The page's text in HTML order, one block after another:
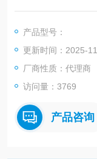
压力计，传感器，防
产品型号：
更新时间：2025-
厂商性质：代理商
访问量：3769
产品咨询